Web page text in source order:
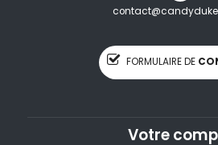
FORMULAIRE DE
Votre